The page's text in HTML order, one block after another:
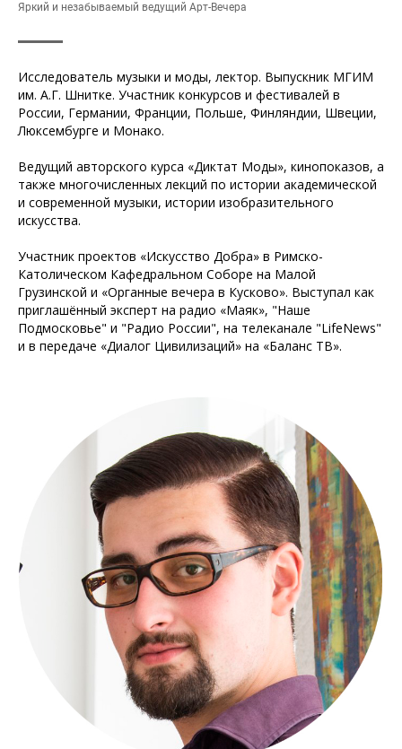
Яркий и незабываемый ведущий Арт-Вечера
Исследователь музыки и моды, лектор. Выпускник МГИМ
им. А.Г. Шнитке. Участник конкурсов и фестивалей в
России, Германии, Франции, Польше, Финляндии, Швеции,
Люксембурге и Монако.
Ведущий авторского курса «Диктат Моды», кинопоказов, а
также многочисленных лекций по истории академической
и современной музыки, истории изобразительного
искусства.
Участник проектов «Искусство Добра» в Римско-
Католическом Кафедральном Соборе на Малой
Грузинской и «Органные вечера в Кусково». Выступал как
приглашённый эксперт на радио «Маяк», "Наше
Подмосковье" и "Радио России", на телеканале "LifeNews"
и в передаче «Диалог Цивилизаций» на «Баланс ТВ».